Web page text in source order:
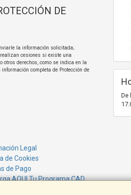
DE
la información solicitada;
realizan cesiones si existe una
otros derechos, como se indica en la
completa de Protección de
Legal
de Cookies
de Pago
AQUI Tu Programa CAD
De